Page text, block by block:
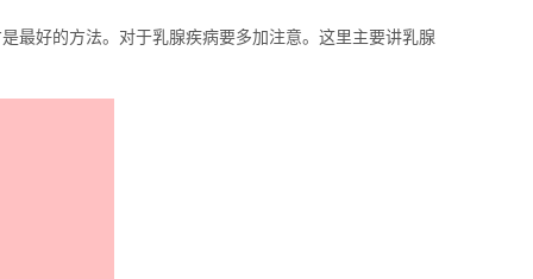
好的方法。对于乳腺疾病要多加注意。这里主要讲乳腺